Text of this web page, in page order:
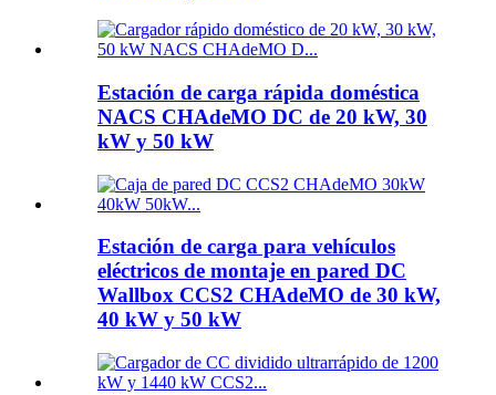
Estación de carga rápida doméstica
NACS CHAdeMO DC de 20 kW, 30
kW y 50 kW
Estación de carga para vehículos
eléctricos de montaje en pared DC
Wallbox CCS2 CHAdeMO de 30 kW,
40 kW y 50 kW